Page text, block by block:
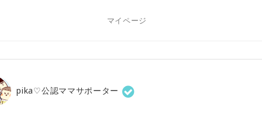
マイページ
pika♡公認ママサポーター